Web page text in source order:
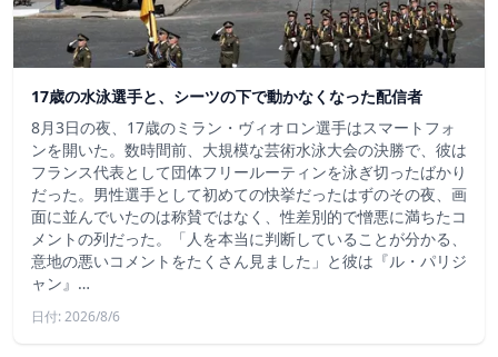
17歳の水泳選手と、シーツの下で動かなくなった配信者
8月3日の夜、17歳のミラン・ヴィオロン選手はスマートフォ
ンを開いた。数時間前、大規模な芸術水泳大会の決勝で、彼は
フランス代表として団体フリールーティンを泳ぎ切ったばかり
だった。男性選手として初めての快挙だったはずのその夜、画
面に並んでいたのは称賛ではなく、性差別的で憎悪に満ちたコ
メントの列だった。「人を本当に判断していることが分かる、
意地の悪いコメントをたくさん見ました」と彼は『ル・パリジ
ャン』…
日付: 2026/8/6